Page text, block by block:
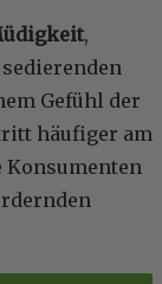
,
Gefühl der
häufiger am
Konsumenten